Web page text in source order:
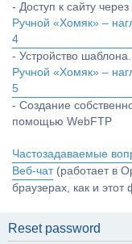
- Доступ к сайту
Ручной «Хомяк» –
4
- Устройство
Ручной «Хомяк» –
5
- Создание
помощью WebFTP
Частозадаваемые
Веб-чат(работает в
браузерах, как и этот
Reset password